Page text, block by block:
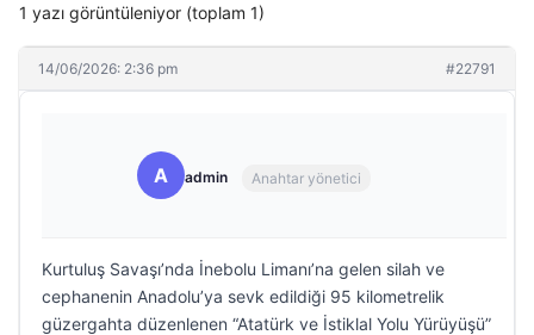
1 yazı görüntüleniyor (toplam 1)
14/06/2026: 2:36 pm #22791
A admin Anahtar yönetici
Kurtuluş Savaşı’nda İnebolu Limanı’na gelen silah ve
cephanenin Anadolu’ya sevk edildiği 95 kilometrelik
güzergahta düzenlenen “Atatürk ve İstiklal Yolu Yürüyüşü”